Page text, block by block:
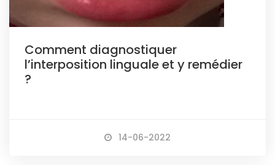
Comment diagnostiquer
l’interposition linguale et y remédier
?
14-06-2022